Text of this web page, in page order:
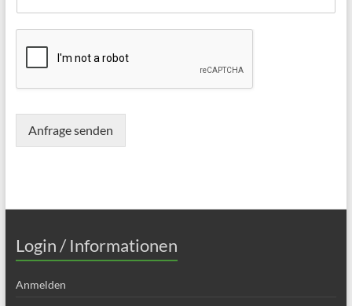
Anfrage senden
Login / Informationen
Anmelden